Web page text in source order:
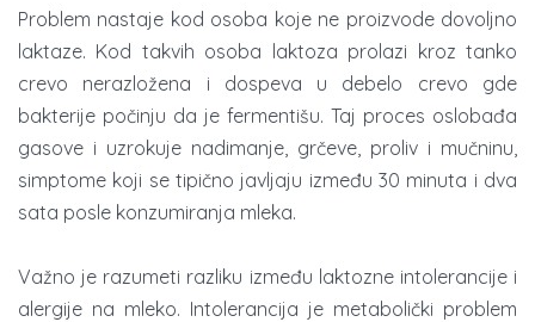
Problem nastaje kod osoba koje ne proizvode dovoljno
laktaze. Kod takvih osoba laktoza prolazi kroz tanko
crevo nerazložena i dospeva u debelo crevo gde
bakterije počinju da je fermentišu. Taj proces oslobađa
gasove i uzrokuje nadimanje, grčeve, proliv i mučninu,
simptome koji se tipično javljaju između 30 minuta i dva
sata posle konzumiranja mleka.
Važno je razumeti razliku između laktozne intolerancije i
alergije na mleko. Intolerancija je metabolički problem